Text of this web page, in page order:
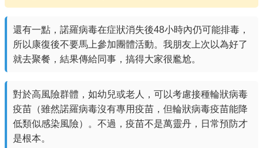
還有一點，諾羅病毒在症狀消失後48小時內仍可能排毒，
所以康復後不要馬上參加團體活動。我朋友上次以為好了
就去聚餐，結果傳給同事，搞得大家很尷尬。
對於高風險群體，如幼兒或老人，可以考慮接種輪狀病毒
疫苗（雖然諾羅病毒沒有專用疫苗，但輪狀病毒疫苗能降
低類似感染風險）。不過，疫苗不是萬靈丹，日常預防才
是根本。